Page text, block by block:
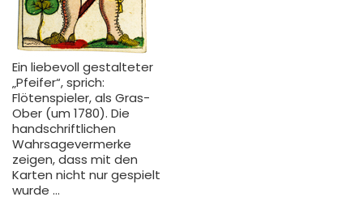
Ein liebevoll gestalteter
„Pfeifer“, sprich:
Flötenspieler, als Gras-
Ober (um 1780). Die
handschriftlichen
Wahrsagevermerke
zeigen, dass mit den
Karten nicht nur gespielt
wurde …